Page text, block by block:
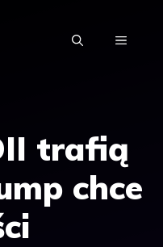
MENU
trafią
chce